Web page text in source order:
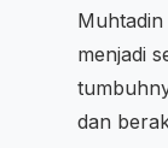
menjadi
dan